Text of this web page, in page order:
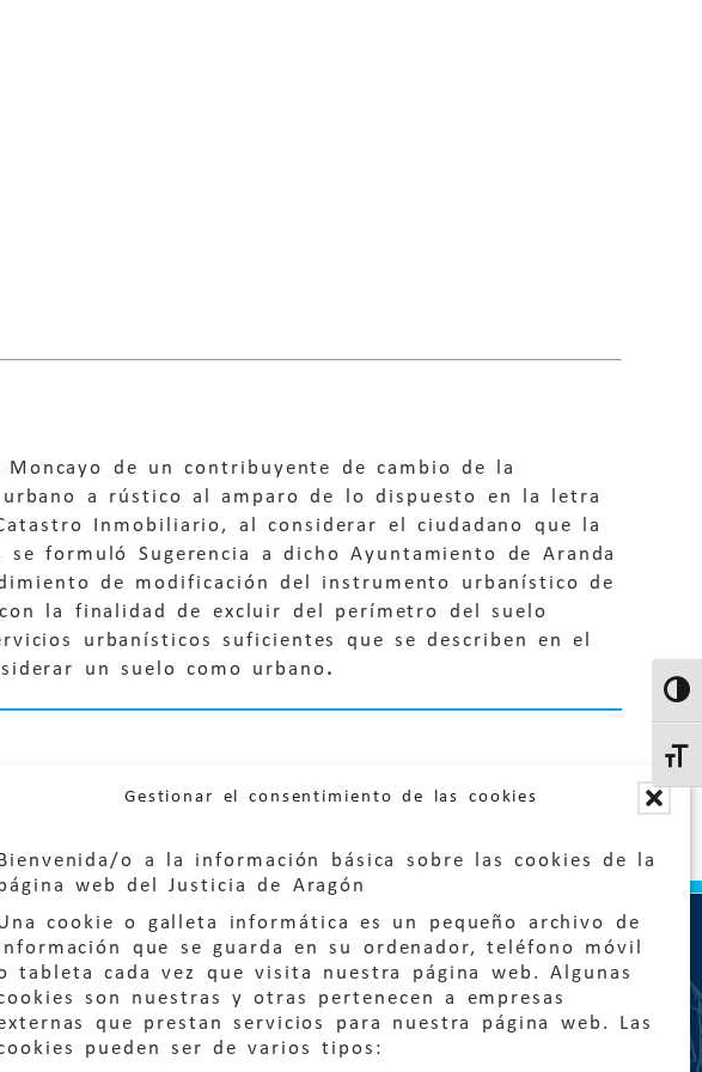
Gestionar el consentimiento de las cookies
Bienvenida/o a la información básica sobre las cookies de la
web del Justicia de Aragón
cookie o galleta informática es un pequeño archivo de
que se guarda en su ordenador, teléfono móvil
tableta cada vez que visita nuestra página web. Algunas
son nuestras y otras pertenecen a empresas
que prestan servicios para nuestra página web. Las
pueden ser de varios tipos:
de un contribuyente de cambio de la
a rústico al amparo de lo dispuesto en la letra
Inmobiliario, al considerar el ciudadano que la
formuló Sugerencia a dicho Ayuntamiento de Aranda
de modificación del instrumento urbanístico de
la finalidad de excluir del perímetro del suelo
urbanísticos suficientes que se describen en el
un suelo como urbano.
Quejas:quejas@eljusticiadearagon.es